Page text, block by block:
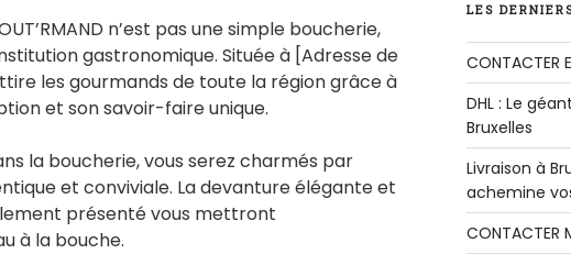
n’est pas une simple boucherie,
gastronomique. Située à [Adresse de
les gourmands de toute la région grâce à
et son savoir-faire unique.
la boucherie, vous serez charmés par
et conviviale. La devanture élégante et
présenté vous mettront
à la bouche.
LES
CONTACTER
DHL : Le
Bruxelles
Livraison à
achemine
CONTACTER